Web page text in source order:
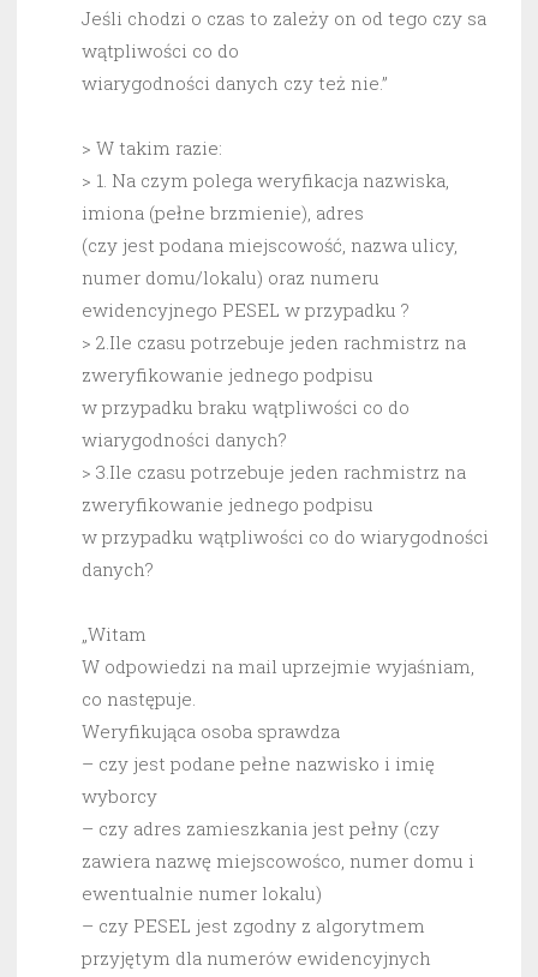
Jeśli chodzi o czas to zależy on od tego czy sa
wątpliwości co do
wiarygodności danych czy też nie.”
> W takim razie:
> 1. Na czym polega weryfikacja nazwiska,
imiona (pełne brzmienie), adres
(czy jest podana miejscowość, nazwa ulicy,
numer domu/lokalu) oraz numeru
ewidencyjnego PESEL w przypadku ?
> 2.Ile czasu potrzebuje jeden rachmistrz na
zweryfikowanie jednego podpisu
w przypadku braku wątpliwości co do
wiarygodności danych?
> 3.Ile czasu potrzebuje jeden rachmistrz na
zweryfikowanie jednego podpisu
w przypadku wątpliwości co do wiarygodności
danych?
„Witam
W odpowiedzi na mail uprzejmie wyjaśniam,
co następuje.
Weryfikująca osoba sprawdza
– czy jest podane pełne nazwisko i imię
wyborcy
– czy adres zamieszkania jest pełny (czy
zawiera nazwę miejscowośco, numer domu i
ewentualnie numer lokalu)
– czy PESEL jest zgodny z algorytmem
przyjętym dla numerów ewidencyjnych